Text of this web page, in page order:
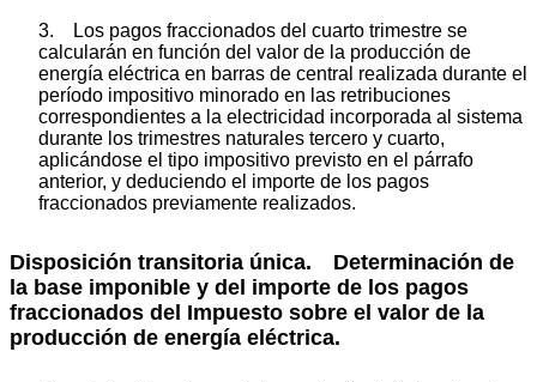
3. Los pagos fraccionados del cuarto trimestre se
calcularán en función del valor de la producción de
energía eléctrica en barras de central realizada durante el
período impositivo minorado en las retribuciones
correspondientes a la electricidad incorporada al sistema
durante los trimestres naturales tercero y cuarto,
aplicándose el tipo impositivo previsto en el párrafo
anterior, y deduciendo el importe de los pagos
fraccionados previamente realizados.
Disposición transitoria única. Determinación de
la base imponible y del importe de los pagos
fraccionados del Impuesto sobre el valor de la
producción de energía eléctrica.